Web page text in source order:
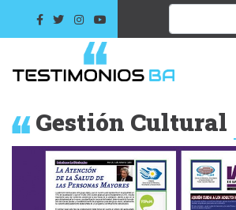
Gestión Cultural